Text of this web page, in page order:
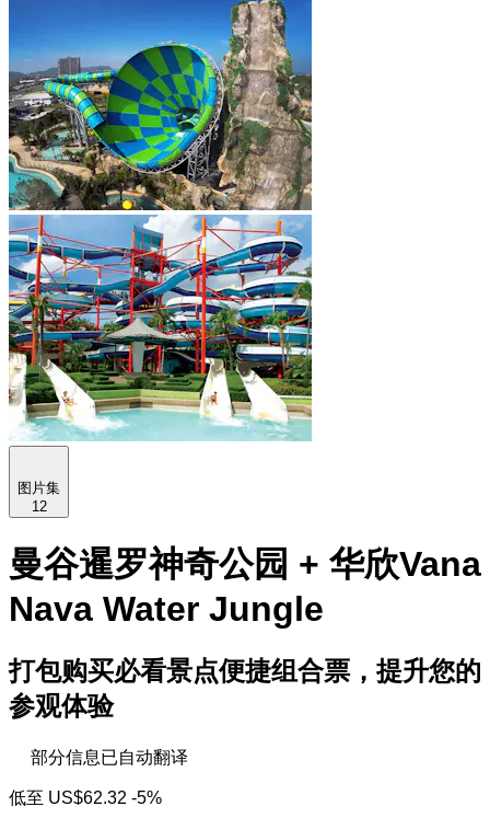
图片集
12
曼谷暹罗神奇公园 + 华欣Vana
Nava Water Jungle
打包购买必看景点便捷组合票，提升您的
参观体验
部分信息已自动翻译
低至 US$62.32 -5%